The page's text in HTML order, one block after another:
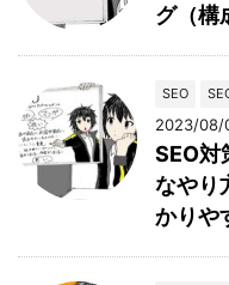
グ（構
SEO
2023/08/
SEO対
なやり
かりや